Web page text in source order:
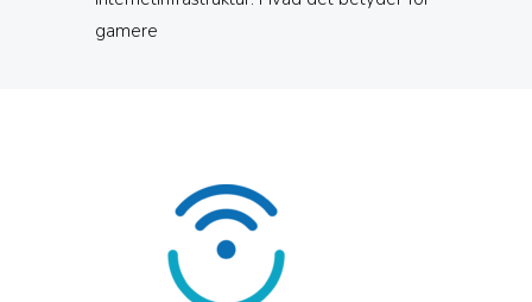
gamere